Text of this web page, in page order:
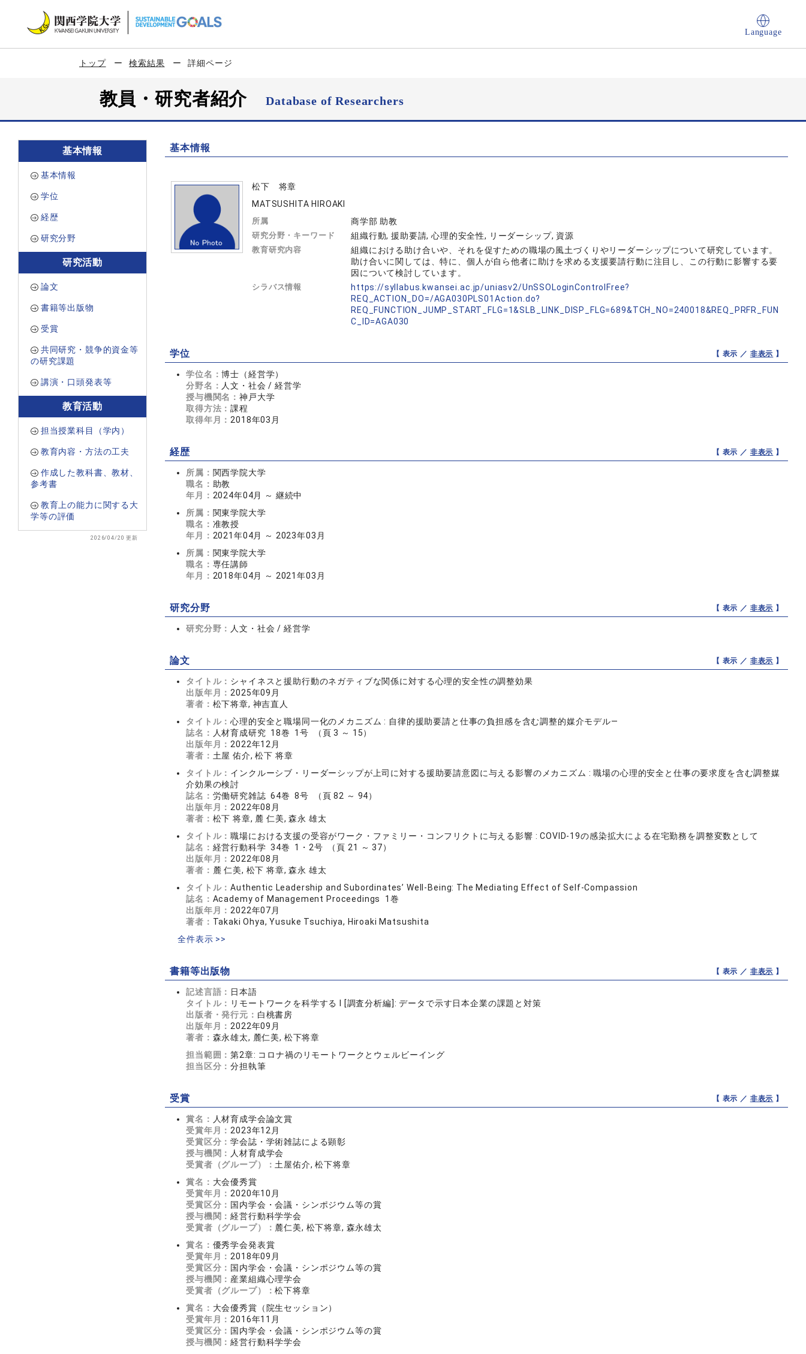
Language
トップ 検索結果 詳細ページ
教員・研究者紹介Database of Researchers
基本情報
基本情報
学位
経歴
研究分野
研究活動
論文
書籍等出版物
受賞
共同研究・競争的資金等
の研究課題
講演・口頭発表等
教育活動
担当授業科目（学内）
教育内容・方法の工夫
作成した教科書、教材、
参考書
教育上の能力に関する大
学等の評価
2026/04/20 更新
基本情報
松下 将章
MATSUSHITA HIROAKI
所属 商学部 助教
研究分野・キーワード 組織行動, 援助要請, 心理的安全性, リーダーシップ, 資源
教育研究内容
組織における助け合いや、それを促すための職場の風土づくりやリーダーシップについて研究しています。
助け合いに関しては、特に、個人が自ら他者に助けを求める支援要請行動に注目し、この行動に影響する要
因について検討しています。
シラバス情報
https://syllabus.kwansei.ac.jp/uniasv2/UnSSOLoginControlFree?
REQ_ACTION_DO=/AGA030PLS01Action.do?
REQ_FUNCTION_JUMP_START_FLG=1&SLB_LINK_DISP_FLG=689&TCH_NO=240018&REQ_PRFR_FUN
C_ID=AGA030
学位 【 表示 ／ 非表示 】
学位名：博士（経営学）
分野名： 人文・社会 / 経営学
授与機関名：神戸大学
取得方法：課程
取得年月： 2018年03月
経歴 【 表示 ／ 非表示 】
所属： 関西学院大学
職名： 助教
年月： 2024年04月 ～ 継続中
所属： 関東学院大学
職名： 准教授
年月： 2021年04月 ～ 2023年03月
所属： 関東学院大学
職名： 専任講師
年月： 2018年04月 ～ 2021年03月
研究分野 【 表示 ／ 非表示 】
研究分野： 人文・社会 / 経営学
論文 【 表示 ／ 非表示 】
タイトル： シャイネスと援助行動のネガティブな関係に対する心理的安全性の調整効果
出版年月： 2025年09月
著者： 松下将章, 神吉直人
タイトル：心理的安全と職場同一化のメカニズム : 自律的援助要請と仕事の負担感を含む調整的媒介モデル—
誌名： 人材育成研究 18巻 1号 （頁 3 ～ 15）
出版年月： 2022年12月
著者： 土屋 佑介, 松下 将章
タイトル： インクルーシブ・リーダーシップが上司に対する援助要請意図に与える影響のメカニズム : 職場の心理的安全と仕事の要求度を含む調整媒
介効果の検討
誌名： 労働研究雑誌 64巻 8号 （頁 82 ～ 94）
出版年月： 2022年08月
著者： 松下 将章, 麓 仁美, 森永 雄太
タイトル：職場における支援の受容がワーク・ファミリー・コンフリクトに与える影響 : COVID-19の感染拡大による在宅勤務を調整変数として
誌名： 経営行動科学 34巻 1・2号 （頁 21 ～ 37）
出版年月： 2022年08月
著者： 麓 仁美, 松下 将章, 森永 雄太
タイトル：Authentic Leadership and Subordinates’ Well-Being: The Mediating Effect of Self-Compassion
誌名： Academy of Management Proceedings 1巻
出版年月： 2022年07月
著者： Takaki Ohya, Yusuke Tsuchiya, Hiroaki Matsushita
全件表示 >>
書籍等出版物 【 表示 ／ 非表示 】
記述言語： 日本語
タイトル： リモートワークを科学する I [調査分析編]: データで示す日本企業の課題と対策
出版者・発行元： 白桃書房
出版年月： 2022年09月
著者： 森永雄太, 麓仁美, 松下将章
担当範囲：第2章: コロナ禍のリモートワークとウェルビーイング
担当区分：分担執筆
受賞 【 表示 ／ 非表示 】
賞名： 人材育成学会論文賞
受賞年月： 2023年12月
受賞区分：学会誌・学術雑誌による顕彰
授与機関： 人材育成学会
受賞者（グループ）： 土屋佑介, 松下将章
賞名： 大会優秀賞
受賞年月： 2020年10月
受賞区分： 国内学会・会議・シンポジウム等の賞
授与機関：経営行動科学学会
受賞者（グループ）： 麓仁美, 松下将章, 森永雄太
賞名： 優秀学会発表賞
受賞年月： 2018年09月
受賞区分： 国内学会・会議・シンポジウム等の賞
授与機関： 産業組織心理学会
受賞者（グループ）：松下将章
賞名： 大会優秀賞（院生セッション）
受賞年月： 2016年11月
受賞区分： 国内学会・会議・シンポジウム等の賞
授与機関：経営行動科学学会